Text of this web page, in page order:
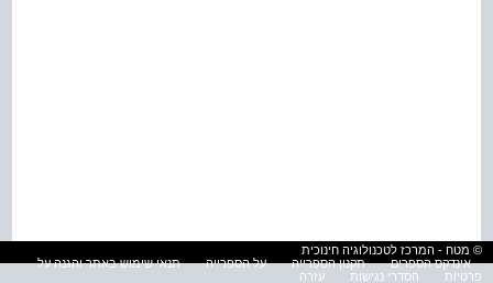
© מטח - המרכז לטכנולוגיה חינוכית
אינדקס הספרים
תקנון הספרייה על הספרייה
תנאי שימוש באתר והגנה על
פרטיות
הסדרי נגישות עזרה